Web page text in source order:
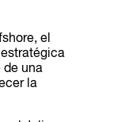
el
de una
la